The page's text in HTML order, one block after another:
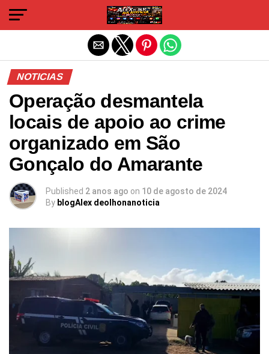
NOTICIAS
Operação desmantela
locais de apoio ao crime
organizado em São
Gonçalo do Amarante
Published 2 anos ago on 10 de agosto de 2024
By blogAlex deolhonanoticia
Sair da versão mobile